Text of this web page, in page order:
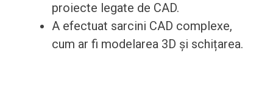
proiecte legate de CAD.
A efectuat sarcini CAD complexe,
cum ar fi modelarea 3D și schițarea.